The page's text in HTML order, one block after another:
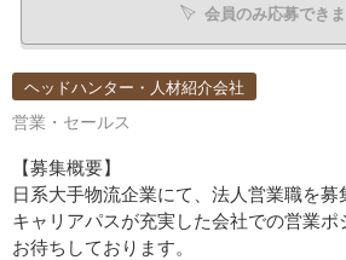
会員のみ応募でき
ヘッドハンター・人材紹介会社
営業・セールス
【募集概要】
日系大手物流企業にて、法人営業職を募
キャリアパスが充実した会社での営業
お待ちしております。